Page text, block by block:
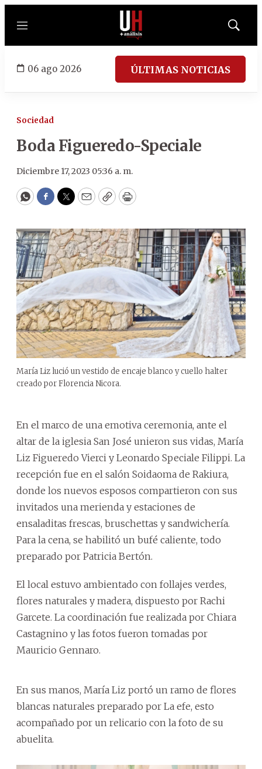
Menú
Mostrar
06 ago 2026 ÚLTIMAS NOTICIAS
Sociedad
Boda Figueredo-Speciale
Diciembre 17, 2023 05:36 a. m.
WhatsApp
Facebook
Twitter
EmailCopyPrint
María Liz lució un vestido de encaje blanco y cuello halter
creado por Florencia Nicora.
En el marco de una emotiva ceremonia, ante el
altar de la iglesia San José unieron sus vidas, María
Liz Figueredo Vierci y Leonardo Speciale Filippi. La
recepción fue en el salón Soidaoma de Rakiura,
donde los nuevos esposos compartieron con sus
invitados una merienda y estaciones de
ensaladitas frescas, bruschettas y sandwichería.
Para la cena, se habilitó un bufé caliente, todo
preparado por Patricia Bertón.
El local estuvo ambientado con follajes verdes,
flores naturales y madera, dispuesto por Rachi
Garcete. La coordinación fue realizada por Chiara
Castagnino y las fotos fueron tomadas por
Mauricio Gennaro.
En sus manos, María Liz portó un ramo de flores
blancas naturales preparado por La efe, esto
acompañado por un relicario con la foto de su
abuelita.